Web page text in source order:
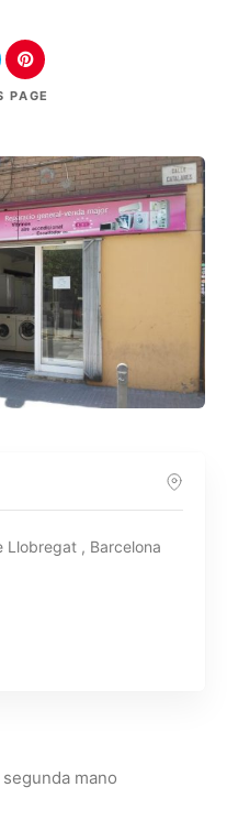
PAGE
Llobregat , Barcelona
mano